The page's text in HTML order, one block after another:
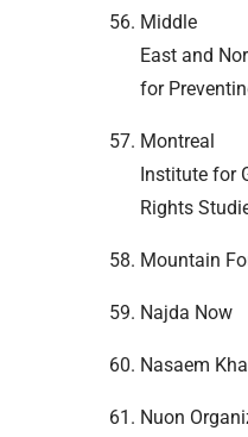
Middle
East and
for
Montreal
Institute for
Rights
Mountain
Najda Now
Nasaem
Nuon